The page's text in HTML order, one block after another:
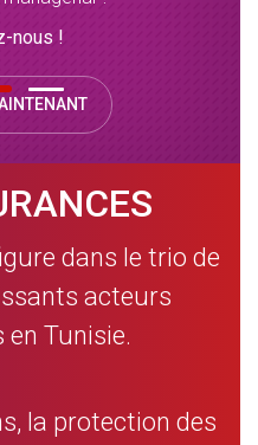
nous !
dans le trio de
acteurs
en Tunisie.
la protection des